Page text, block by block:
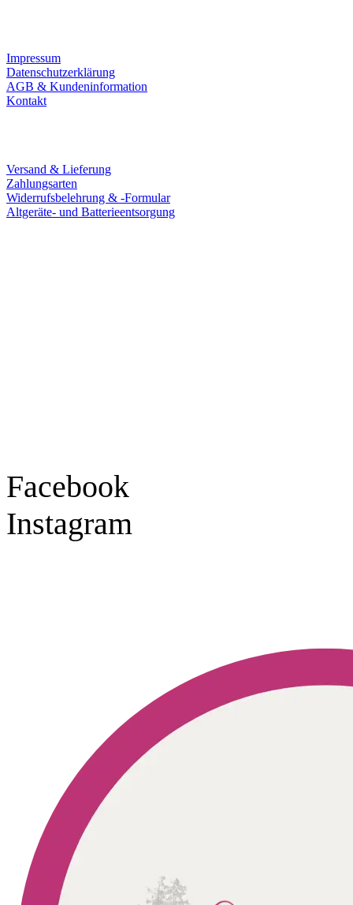
Impressum
Datenschutzerklärung
AGB & Kundeninformation
Kontakt
Versand & Lieferung
Zahlungsarten
Widerrufsbelehrung & -Formular
Altgeräte- und Batterieentsorgung
Facebook
Instagram